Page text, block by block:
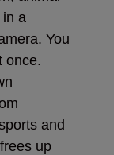
a
You
once.
and
up